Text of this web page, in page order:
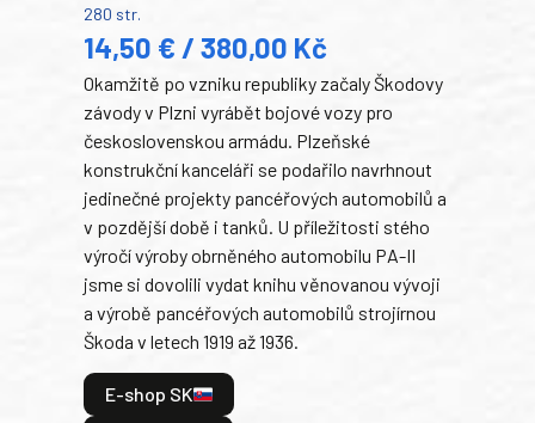
280 str.
14,50 € / 380,00 Kč
Okamžitě po vzniku republiky začaly Škodovy
závody v Plzni vyrábět bojové vozy pro
československou armádu. Plzeňské
konstrukční kanceláři se podařilo navrhnout
jedinečné projekty pancéřových automobilů a
v pozdější době i tanků. U příležitosti stého
výročí výroby obrněného automobilu PA-II
jsme si dovolili vydat knihu věnovanou vývoji
a výrobě pancéřových automobilů strojírnou
Škoda v letech 1919 až 1936.
E-shop SK